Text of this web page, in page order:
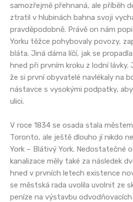
samozřejmě přehnaná, ale příběh
ztratil v hlubinách bahna svoji
pravděpodobně. Právě on nám
Yorku těžce pohybovaly povozy,
bláta. Jiná dáma líčí, jak se
hned při prvním kroku z lodní lávky.
že si první obyvatelé navlékaly na
nástavce s vysokými podpatky,
ulici.
V roce 1834 se osada stala
Toronto, ale ještě dlouho jí nikdo
York – Blátivý York. Nedostatečné
kanalizace měly také za následek
hned v prvních letech existence
se městská rada uvolila uvolnit ze
peníze na výstavbu